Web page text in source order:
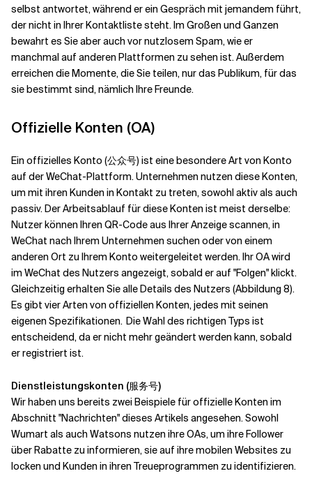
selbst antwortet, während er ein Gespräch mit jemandem führt,
der nicht in Ihrer Kontaktliste steht. Im Großen und Ganzen
bewahrt es Sie aber auch vor nutzlosem Spam, wie er
manchmal auf anderen Plattformen zu sehen ist. Außerdem
erreichen die Momente, die Sie teilen, nur das Publikum, für das
sie bestimmt sind, nämlich Ihre Freunde.
Offizielle Konten (OA)
Ein offizielles Konto (公众号) ist eine besondere Art von Konto
auf der WeChat-Plattform. Unternehmen nutzen diese Konten,
um mit ihren Kunden in Kontakt zu treten, sowohl aktiv als auch
passiv. Der Arbeitsablauf für diese Konten ist meist derselbe:
Nutzer können Ihren QR-Code aus Ihrer Anzeige scannen, in
WeChat nach Ihrem Unternehmen suchen oder von einem
anderen Ort zu Ihrem Konto weitergeleitet werden. Ihr OA wird
im WeChat des Nutzers angezeigt, sobald er auf "Folgen" klickt.
Gleichzeitig erhalten Sie alle Details des Nutzers (Abbildung 8).
Es gibt vier Arten von offiziellen Konten, jedes mit seinen
eigenen Spezifikationen. Die Wahl des richtigen Typs ist
entscheidend, da er nicht mehr geändert werden kann, sobald
er registriert ist.
Dienstleistungskonten (服务号)
Wir haben uns bereits zwei Beispiele für offizielle Konten im
Abschnitt "Nachrichten" dieses Artikels angesehen. Sowohl
Wumart als auch Watsons nutzen ihre OAs, um ihre Follower
über Rabatte zu informieren, sie auf ihre mobilen Websites zu
locken und Kunden in ihren Treueprogrammen zu identifizieren.